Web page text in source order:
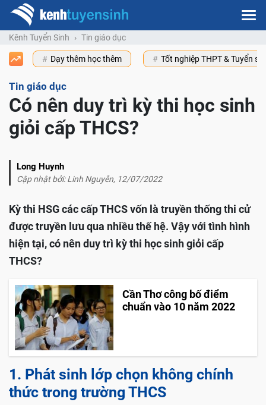
Kênh Tuyển Sinh Tin giáo dục
Dạy thêm học thêm Tốt nghiệp THPT & Tuyển
Tin giáo dục
Có nên duy trì kỳ thi học sinh
giỏi cấp THCS?
Long Huynh
Cập nhật bởi: Linh Nguyễn, 12/07/2022
Kỳ thi HSG các cấp THCS vốn là truyền thống thi cử
được truyền lưu qua nhiều thế hệ. Vậy với tình hình
hiện tại, có nên duy trì kỳ thi học sinh giỏi cấp
THCS?
Cần Thơ công bố điểm
chuẩn vào 10 năm 2022
1. Phát sinh lớp chọn không chính
thức trong trường THCS